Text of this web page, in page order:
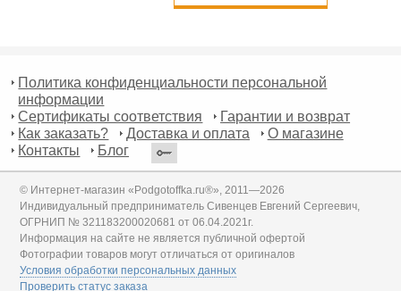
Политика конфиденциальности персональной
информации
Сертификаты соответствия
Гарантии и возврат
Как заказать?
Доставка и оплата
О магазине
Контакты
Блог
© Интернет-магазин «Podgotoffka.ru®», 2011—2026
Индивидуальный предприниматель Сивенцев Евгений Сергеевич,
ОГРНИП № 321183200020681 от 06.04.2021г.
Информация на сайте не является публичной офертой
Фотографии товаров могут отличаться от оригиналов
Условия обработки персональных данных
Проверить статус заказа